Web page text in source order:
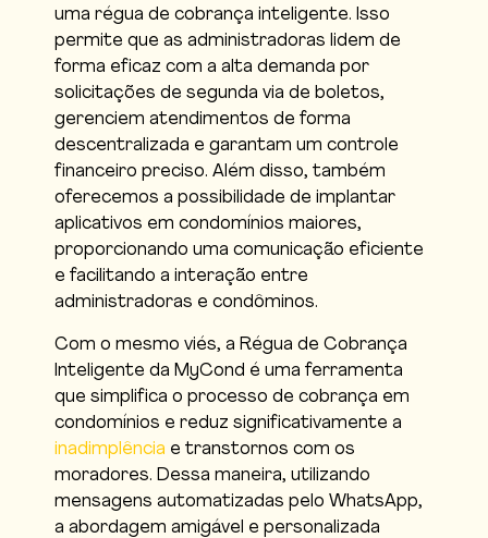
uma régua de cobrança inteligente. Isso
permite que as administradoras lidem de
forma eficaz com a alta demanda por
solicitações de segunda via de boletos,
gerenciem atendimentos de forma
descentralizada e garantam um controle
financeiro preciso. Além disso, também
oferecemos a possibilidade de implantar
aplicativos em condomínios maiores,
proporcionando uma comunicação eficiente
e facilitando a interação entre
administradoras e condôminos.
Com o mesmo viés, a Régua de Cobrança
Inteligente da MyCond é uma ferramenta
que simplifica o processo de cobrança em
condomínios e reduz significativamente a
inadimplência e transtornos com os
moradores. Dessa maneira, utilizando
mensagens automatizadas pelo WhatsApp,
a abordagem amigável e personalizada